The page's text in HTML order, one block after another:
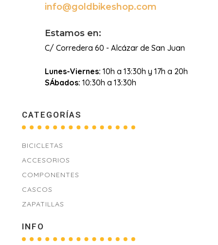
info@goldbikeshop.com
Estamos en:
C/ Corredera 60 - Alcázar de San Juan
Lunes-Viernes: 10h a 13:30h y 17h a 20h
SÁbados: 10:30h a 13:30h
CATEGORÍAS
BICICLETAS
ACCESORIOS
COMPONENTES
CASCOS
ZAPATILLAS
INFO